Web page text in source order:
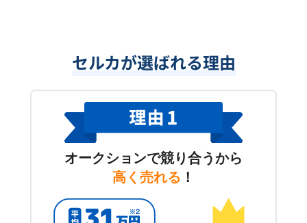
セルカが選ばれる理由
オークションで競り合うから
高く売れる ！